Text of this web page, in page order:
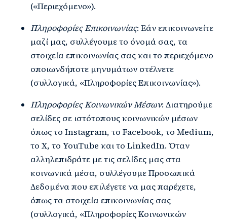
(«Περιεχόμενο»).
Πληροφορίες Επικοινωνίας: Εάν επικοινωνείτε
μαζί μας, συλλέγουμε το όνομά σας, τα
στοιχεία επικοινωνίας σας και το περιεχόμενο
οποιωνδήποτε μηνυμάτων στέλνετε
(συλλογικά, «Πληροφορίες Επικοινωνίας»).
Πληροφορίες Κοινωνικών Μέσων: Διατηρούμε
σελίδες σε ιστότοπους κοινωνικών μέσων
όπως το Instagram, το Facebook, το Medium,
το X, το YouTube και το LinkedIn. Όταν
αλληλεπιδράτε με τις σελίδες μας στα
κοινωνικά μέσα, συλλέγουμε Προσωπικά
Δεδομένα που επιλέγετε να μας παρέχετε,
όπως τα στοιχεία επικοινωνίας σας
(συλλογικά, «Πληροφορίες Κοινωνικών